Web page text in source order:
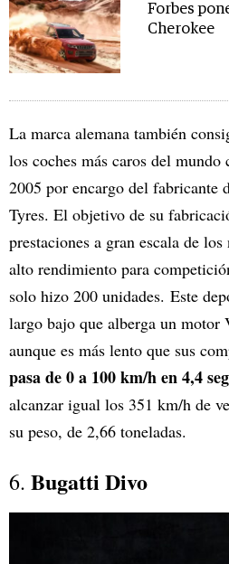
Forbes
Cherokee
La marca alemana también
los coches más caros del
2005 por encargo del fabricante
Tyres. El objetivo de su
prestaciones a gran escala de
alto rendimiento para
solo hizo 200 unidades. Este
largo bajo que alberga un motor
aunque es más lento que sus
pasa de 0 a 100 km/h en 4,4
alcanzar igual los 351 km/h de
su peso, de 2,66 toneladas.
6. Bugatti Divo